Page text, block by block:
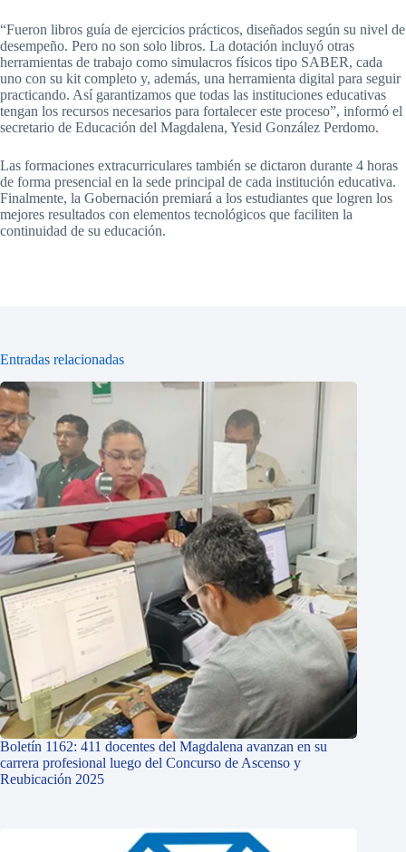
“Fueron libros guía de ejercicios prácticos, diseñados según su nivel de
desempeño. Pero no son solo libros. La dotación incluyó otras
herramientas de trabajo como simulacros físicos tipo SABER, cada
uno con su kit completo y, además, una herramienta digital para seguir
practicando. Así garantizamos que todas las instituciones educativas
tengan los recursos necesarios para fortalecer este proceso”, informó el
secretario de Educación del Magdalena, Yesid González Perdomo.
Las formaciones extracurriculares también se dictaron durante 4 horas
de forma presencial en la sede principal de cada institución educativa.
Finalmente, la Gobernación premiará a los estudiantes que logren los
mejores resultados con elementos tecnológicos que faciliten la
continuidad de su educación.
Entradas relacionadas
Boletín 1162: 411 docentes del Magdalena avanzan en su
carrera profesional luego del Concurso de Ascenso y
Reubicación 2025